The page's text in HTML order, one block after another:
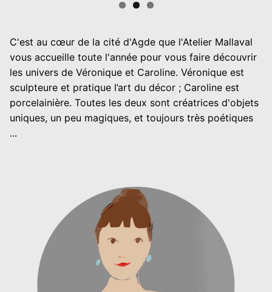
C'est au cœur de la cité d'Agde que l'Atelier Mallaval
vous accueille toute l'année pour vous faire découvrir
les univers de Véronique et Caroline. Véronique est
sculpteure et pratique l’art du décor ; Caroline est
porcelainière. Toutes les deux sont créatrices d'objets
uniques, un peu magiques, et toujours très poétiques
...